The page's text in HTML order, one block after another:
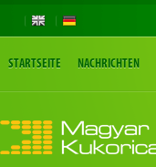
STARTSEITE NACHRICHTEN